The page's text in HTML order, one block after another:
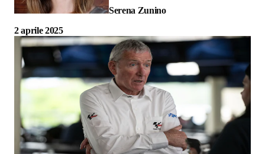
Serena Zunino
2 aprile 2025